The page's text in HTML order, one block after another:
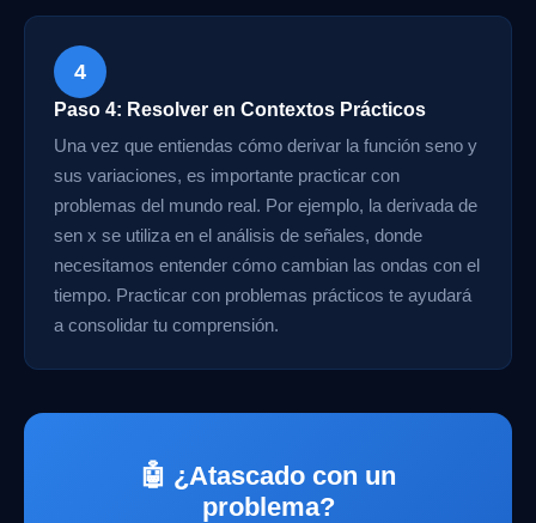
4
Paso 4: Resolver en Contextos Prácticos
Una vez que entiendas cómo derivar la función seno y
sus variaciones, es importante practicar con
problemas del mundo real. Por ejemplo, la derivada de
sen x se utiliza en el análisis de señales, donde
necesitamos entender cómo cambian las ondas con el
tiempo. Practicar con problemas prácticos te ayudará
a consolidar tu comprensión.
🤖 ¿Atascado con un
problema?